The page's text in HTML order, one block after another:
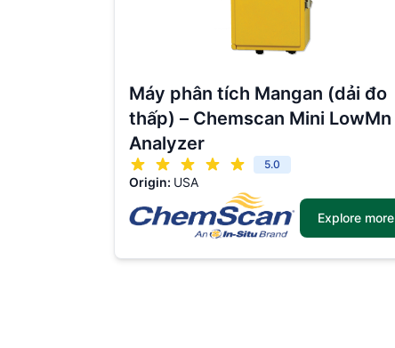
Máy phân tích Mangan (dải đo
thấp) – Chemscan Mini LowMn
Analyzer
5.0
Origin: USA
Explore more